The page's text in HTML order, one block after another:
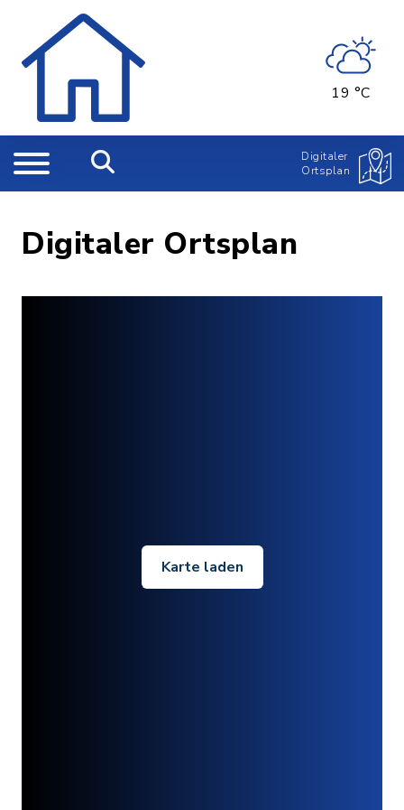
19 °C
Digitaler
Ortsplan
Digitaler Ortsplan
Karte laden